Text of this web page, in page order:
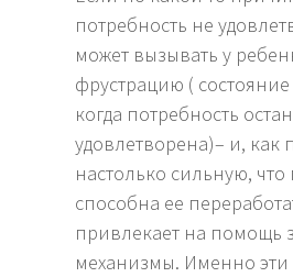
потребность не
может вызывать у
фрустрацию (
когда потребность
удовлетворена)– и, как
настолько сильную, что
способна ее
привлекает на помощь
механизмы. Именно эти